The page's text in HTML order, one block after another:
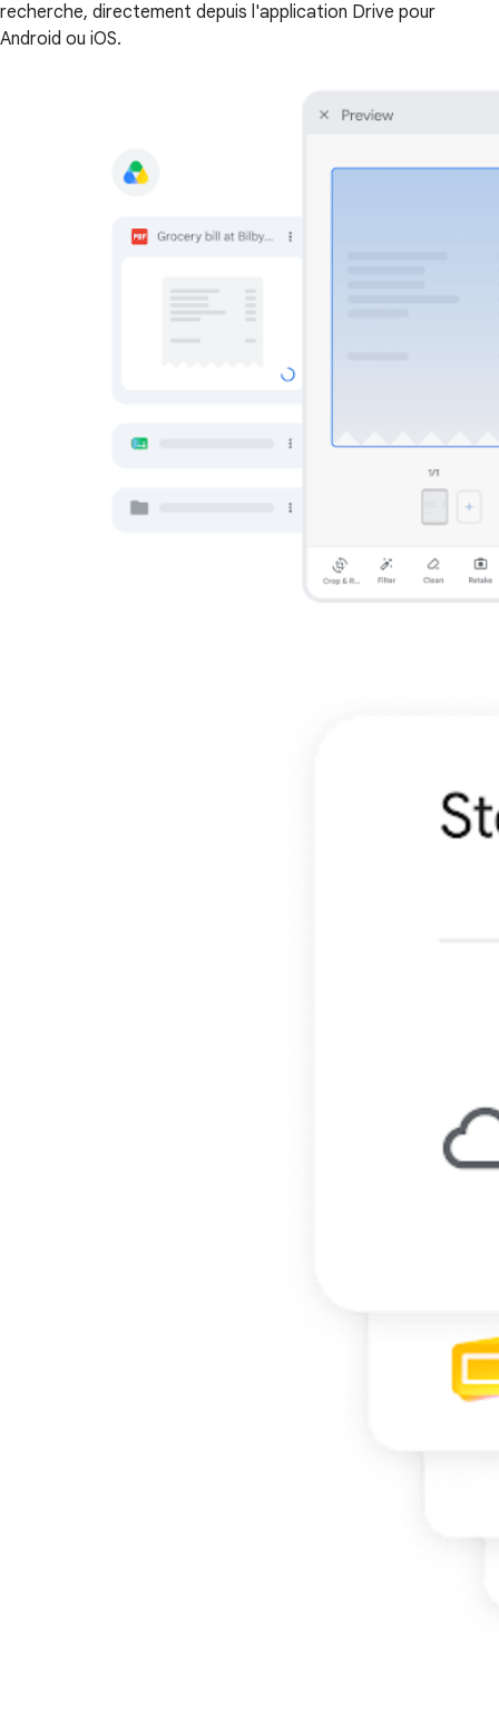
recherche, directement depuis l'application Drive pour
Android ou iOS.